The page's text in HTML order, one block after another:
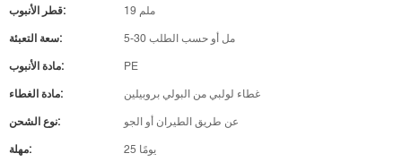
قطر الأنبوب: 19 ملم
سعة التعبئة: 5-30 مل أو حسب الطلب
مادة الأنبوب: PE
مادة الغطاء: غطاء لولبي من البولي بروبيلين
نوع الشحن: عن طريق الطيران أو الجو
مهلة: 25 يومًا